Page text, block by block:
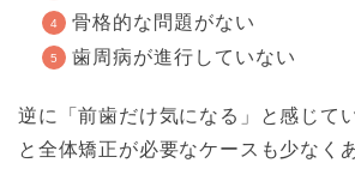
骨格的な問題がない
歯周病が進行していない
逆に「前歯だけ気になる」と感じて
と全体矯正が必要なケースも少なく